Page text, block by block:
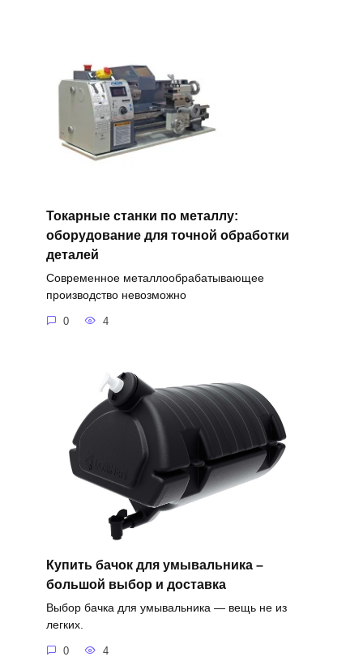
Токарные станки по металлу:
оборудование для точной обработки
деталей
Современное металлообрабатывающее
производство невозможно
0 4
Купить бачок для умывальника –
большой выбор и доставка
Выбор бачка для умывальника — вещь не из
легких.
0 4